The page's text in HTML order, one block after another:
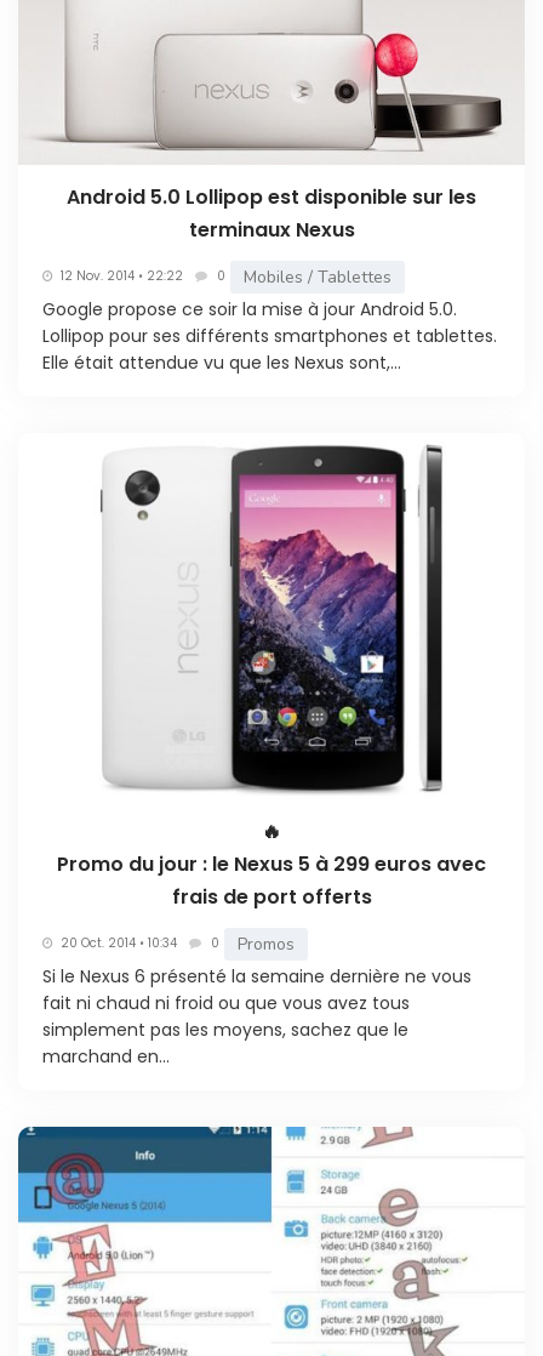
Android 5.0 Lollipop est disponible sur les
terminaux Nexus
12 Nov. 2014 • 22:22 0 Mobiles / Tablettes
Google propose ce soir la mise à jour Android 5.0.
Lollipop pour ses différents smartphones et tablettes.
Elle était attendue vu que les Nexus sont,...
🔥
Promo du jour : le Nexus 5 à 299 euros avec
frais de port offerts
20 Oct. 2014 • 10:34 0 Promos
Si le Nexus 6 présenté la semaine dernière ne vous
fait ni chaud ni froid ou que vous avez tous
simplement pas les moyens, sachez que le
marchand en...